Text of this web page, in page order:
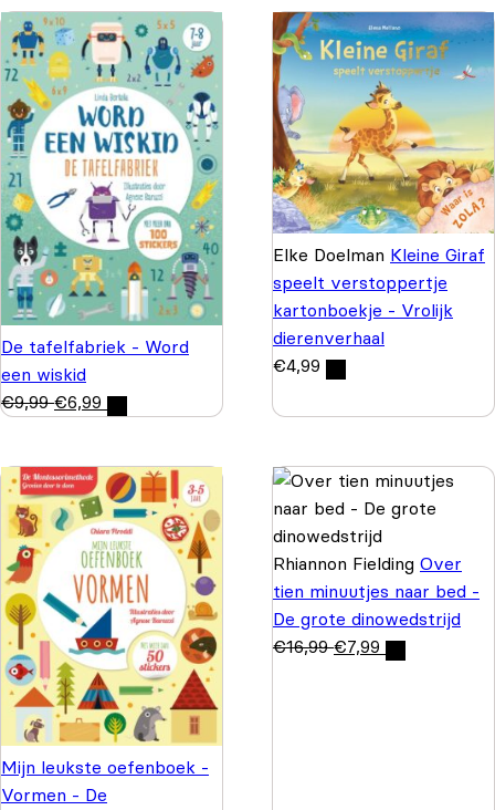
De tafelfabriek - Word
een wiskid
€9,99 €6,99
Elke Doelman Kleine Giraf
speelt verstoppertje
kartonboekje - Vrolijk
dierenverhaal
€4,99
Mijn leukste oefenboek -
Vormen - De
Rhiannon Fielding Over
tien minuutjes naar bed -
De grote dinowedstrijd
€16,99 €7,99